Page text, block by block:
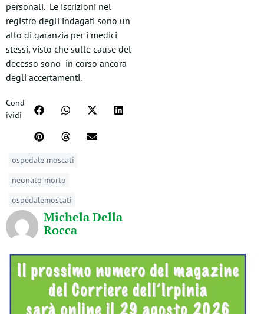
personali. Le iscrizioni nel
registro degli indagati sono un
atto di garanzia per i medici
stessi, visto che sulle cause del
decesso sono in corso ancora
degli accertamenti.
Cond
ividi
ospedale moscati
neonato morto
ospedalemoscati
Michela Della
Rocca